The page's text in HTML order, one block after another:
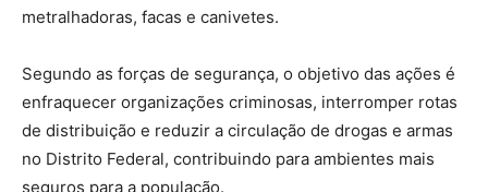
metralhadoras, facas e canivetes.
Segundo as forças de segurança, o objetivo das ações é
enfraquecer organizações criminosas, interromper rotas
de distribuição e reduzir a circulação de drogas e armas
no Distrito Federal, contribuindo para ambientes mais
seguros para a população.